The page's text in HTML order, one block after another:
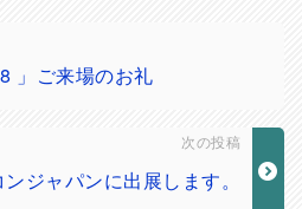
」ご来場のお礼
次の投稿
ジャパンに出展します。